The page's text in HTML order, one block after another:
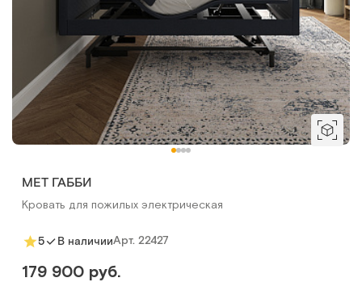
MET ГАББИ
Кровать для пожилых электрическая
5 В наличииАрт. 22427
179 900 руб.